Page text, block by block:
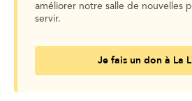
améliorer notre salle de nouvelles
servir.
Je fais un don à La